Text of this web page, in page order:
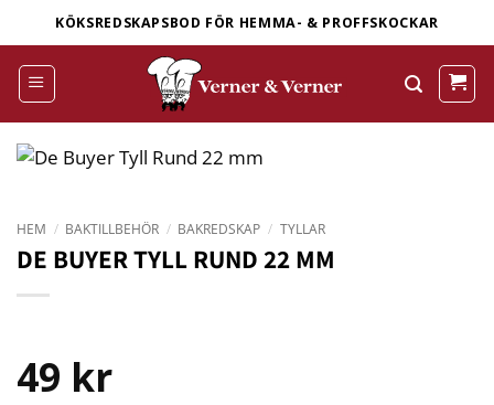
to
content
KÖKSREDSKAPSBOD FÖR HEMMA- & PROFFSKOCKAR
HEM / BAKTILLBEHÖR / BAKREDSKAP / TYLLAR
DE BUYER TYLL RUND 22 MM
49 kr